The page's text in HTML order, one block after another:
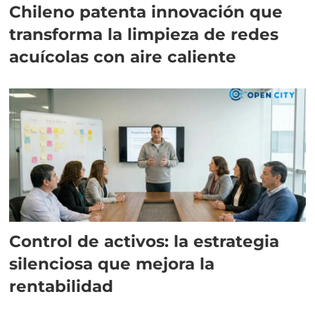
Chileno patenta innovación que
transforma la limpieza de redes
acuícolas con aire caliente
Control de activos: la estrategia
silenciosa que mejora la
rentabilidad